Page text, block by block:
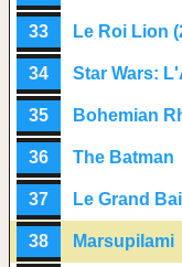
33 Le Roi Lion
34 Star Wars:
35 Bohemian
36 The Batman
37 Le Grand
38 Marsupilami